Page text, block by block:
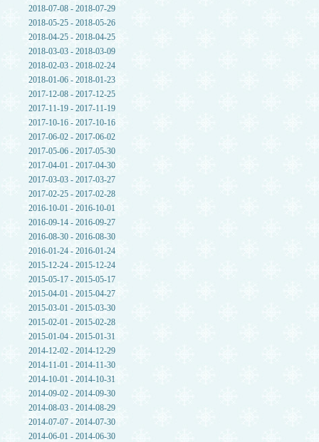
2018-07-08 - 2018-07-29
2018-05-25 - 2018-05-26
2018-04-25 - 2018-04-25
2018-03-03 - 2018-03-09
2018-02-03 - 2018-02-24
2018-01-06 - 2018-01-23
2017-12-08 - 2017-12-25
2017-11-19 - 2017-11-19
2017-10-16 - 2017-10-16
2017-06-02 - 2017-06-02
2017-05-06 - 2017-05-30
2017-04-01 - 2017-04-30
2017-03-03 - 2017-03-27
2017-02-25 - 2017-02-28
2016-10-01 - 2016-10-01
2016-09-14 - 2016-09-27
2016-08-30 - 2016-08-30
2016-01-24 - 2016-01-24
2015-12-24 - 2015-12-24
2015-05-17 - 2015-05-17
2015-04-01 - 2015-04-27
2015-03-01 - 2015-03-30
2015-02-01 - 2015-02-28
2015-01-04 - 2015-01-31
2014-12-02 - 2014-12-29
2014-11-01 - 2014-11-30
2014-10-01 - 2014-10-31
2014-09-02 - 2014-09-30
2014-08-03 - 2014-08-29
2014-07-07 - 2014-07-30
2014-06-01 - 2014-06-30